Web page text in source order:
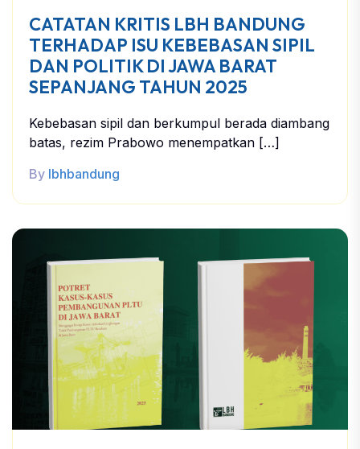
CATATAN KRITIS LBH BANDUNG
TERHADAP ISU KEBEBASAN SIPIL
DAN POLITIK DI JAWA BARAT
SEPANJANG TAHUN 2025
Kebebasan sipil dan berkumpul berada diambang
batas, rezim Prabowo menempatkan […]
By lbhbandung